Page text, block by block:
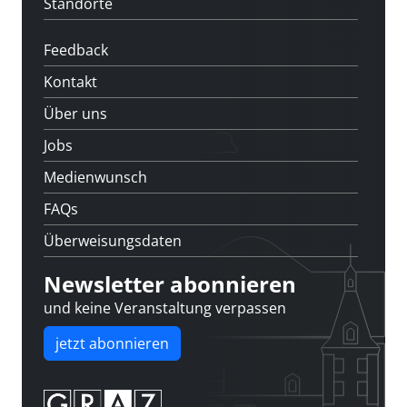
Standorte
Feedback
Kontakt
Über uns
Jobs
Medienwunsch
FAQs
Überweisungsdaten
Newsletter abonnieren
und keine Veranstaltung verpassen
jetzt abonnieren